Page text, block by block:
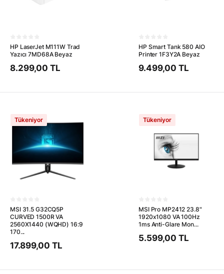
HP LaserJet M111W Trad
Yazıcı 7MD68A Beyaz
8.299,00 TL
HP Smart Tank 580 AIO
Printer 1F3Y2A Beyaz
9.499,00 TL
Tükeniyor
MSI 31.5 G32CQ5P
CURVED 1500R VA
2560X1440 (WQHD) 16:9
170...
17.899,00 TL
Tükeniyor
MSI Pro MP2412 23.8"
1920x1080 VA 100Hz
1ms Anti-Glare Mon...
5.599,00 TL